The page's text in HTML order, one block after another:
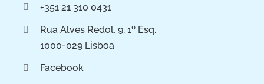
+351 21 310 0431
Rua Alves Redol, 9, 1º Esq.
1000-029 Lisboa
Facebook